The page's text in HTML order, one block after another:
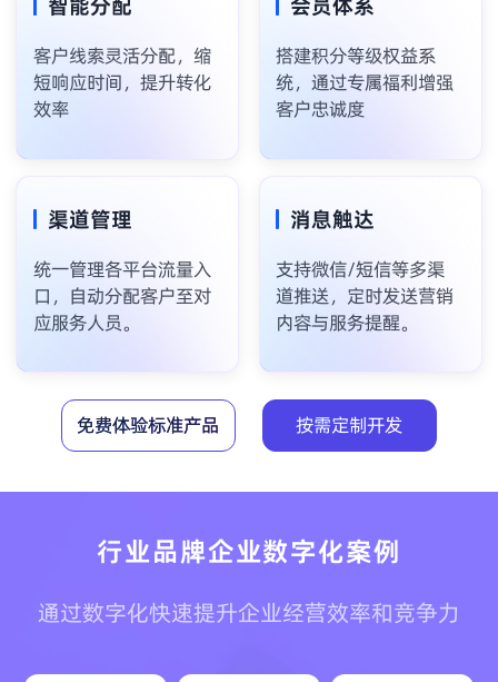
智能分配
客户线索灵活分配，缩
短响应时间，提升转化
效率
会员体系
搭建积分等级权益系
统，通过专属福利增强
客户忠诚度
渠道管理
统一管理各平台流量入
口，自动分配客户至对
应服务人员。
消息触达
支持微信/短信等多渠
道推送，定时发送营销
内容与服务提醒。
免费体验标准产品 按需定制开发
行业品牌企业数字化案例
通过数字化快速提升企业经营效率和竞争力